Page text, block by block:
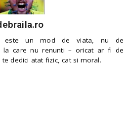
este un mod de viata, nu de
la care nu renunti – oricat ar fi de
dedici atat fizic, cat si moral.